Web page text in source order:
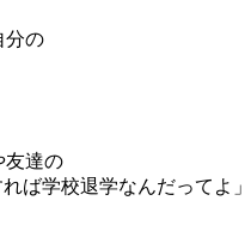
分の
友達の
ば学校退学なんだってよ」